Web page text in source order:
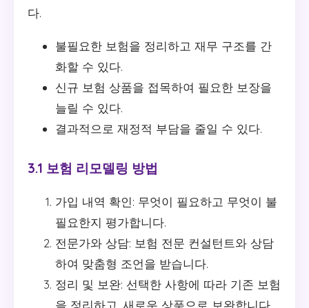
다.
불필요한 보험을 정리하고 재무 구조를 간
화할 수 있다.
신규 보험 상품을 접목하여 필요한 보장을
늘릴 수 있다.
결과적으로 재정적 부담을 줄일 수 있다.
3.1 보험 리모델링 방법
가입 내역 확인: 무엇이 필요하고 무엇이 불
필요한지 평가합니다.
전문가와 상담: 보험 전문 컨설턴트와 상담
하여 맞춤형 조언을 받습니다.
정리 및 보완: 선택한 사항에 따라 기존 보험
을 정리하고, 새로운 상품으로 보완합니다.